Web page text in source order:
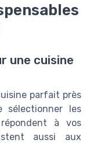
une cuisine
parfait près
les
à vos
aussi aux